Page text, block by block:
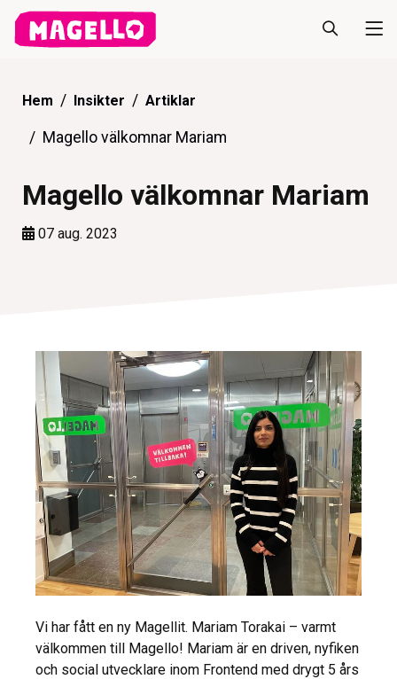
Hem Insikter Artiklar
Magello välkomnar Mariam
Magello välkomnar Mariam
07 aug. 2023
Vi har fått en ny Magellit. Mariam Torakai – varmt
välkommen till Magello! Mariam är en driven, nyfiken
och social utvecklare inom Frontend med drygt 5 års